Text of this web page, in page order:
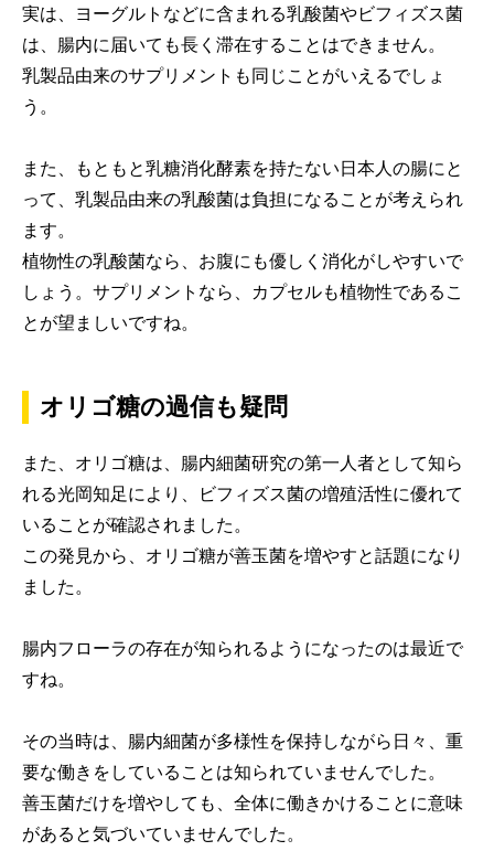
実は、ヨーグルトなどに含まれる乳酸菌やビフィズス菌
は、腸内に届いても長く滞在することはできません。
乳製品由来のサプリメントも同じことがいえるでしょ
う。
また、もともと乳糖消化酵素を持たない日本人の腸にと
って、乳製品由来の乳酸菌は負担になることが考えられ
ます。
植物性の乳酸菌なら、お腹にも優しく消化がしやすいで
しょう。サプリメントなら、カプセルも植物性であるこ
とが望ましいですね。
オリゴ糖の過信も疑問
また、オリゴ糖は、腸内細菌研究の第一人者として知ら
れる光岡知足により、ビフィズス菌の増殖活性に優れて
いることが確認されました。
この発見から、オリゴ糖が善玉菌を増やすと話題になり
ました。
腸内フローラの存在が知られるようになったのは最近で
すね。
その当時は、腸内細菌が多様性を保持しながら日々、重
要な働きをしていることは知られていませんでした。
善玉菌だけを増やしても、全体に働きかけることに意味
があると気づいていませんでした。